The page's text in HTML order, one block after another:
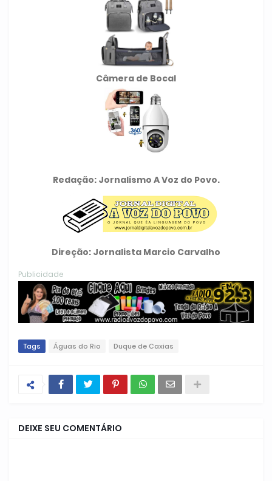
Câmera de Bocal
Redação: Jornalismo A Voz do Povo.
Direção: Jornalista Marcio Carvalho
Publicidade
Tags Águas do Rio Duque de Caxias
DEIXE SEU COMENTÁRIO